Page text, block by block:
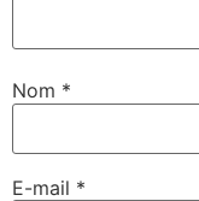
Nom *
E-mail *